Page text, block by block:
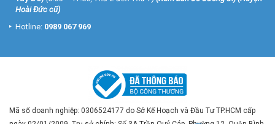
Hoài Đức cũ)
Hotline: 0989 067 969
Mã số doanh nghiệp: 0306524177 do Sở Kế Hoạch và Đầu Tư TP.HCM cấp